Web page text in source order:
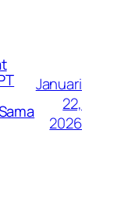
Januari
22,
2026